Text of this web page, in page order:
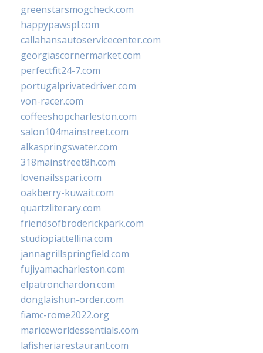
greenstarsmogcheck.com
happypawspl.com
callahansautoservicecenter.com
georgiascornermarket.com
perfectfit24-7.com
portugalprivatedriver.com
von-racer.com
coffeeshopcharleston.com
salon104mainstreet.com
alkaspringswater.com
318mainstreet8h.com
lovenailsspari.com
oakberry-kuwait.com
quartzliterary.com
friendsofbroderickpark.com
studiopiattellina.com
jannagrillspringfield.com
fujiyamacharleston.com
elpatronchardon.com
donglaishun-order.com
fiamc-rome2022.org
mariceworldessentials.com
lafisheriarestaurant.com